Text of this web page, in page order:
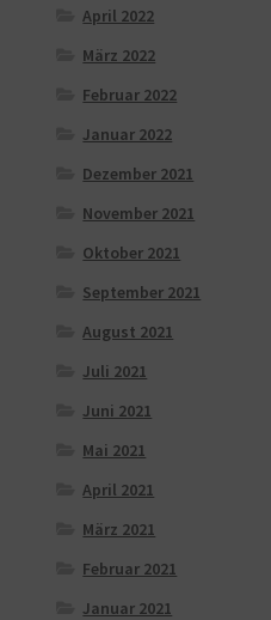
April 2022
März 2022
Februar 2022
Januar 2022
Dezember 2021
November 2021
Oktober 2021
September 2021
August 2021
Juli 2021
Juni 2021
Mai 2021
April 2021
März 2021
Februar 2021
Januar 2021